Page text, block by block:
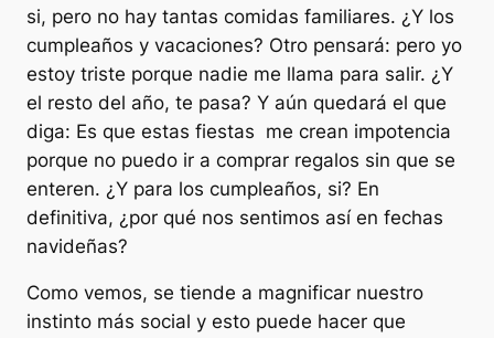
si, pero no hay tantas comidas familiares. ¿Y los
cumpleaños y vacaciones? Otro pensará: pero yo
estoy triste porque nadie me llama para salir. ¿Y
el resto del año, te pasa? Y aún quedará el que
diga: Es que estas fiestas me crean impotencia
porque no puedo ir a comprar regalos sin que se
enteren. ¿Y para los cumpleaños, si? En
definitiva, ¿por qué nos sentimos así en fechas
navideñas?
Como vemos, se tiende a magnificar nuestro
instinto más social y esto puede hacer que